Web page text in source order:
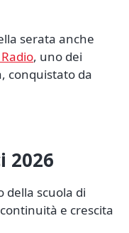
serata anche
, uno dei
conquistato da
2026
della scuola di
e crescita